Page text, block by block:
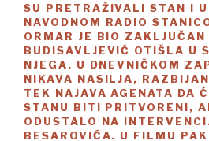
SU PRETRAŽIVALI STAN I
NAVODNOM RADIO
ORMAR JE BIO ZAKLJUČAN
BUDISAVLJEVIĆ OTIŠLA U
NJEGA. U DNEVNIČKOM
NIKAVA NASILJA,
TEK NAJAVA AGENATA DA
STANU BITI PRITVORENI,
ODUSTALO NA
BESAROVIĆA. U FILMU